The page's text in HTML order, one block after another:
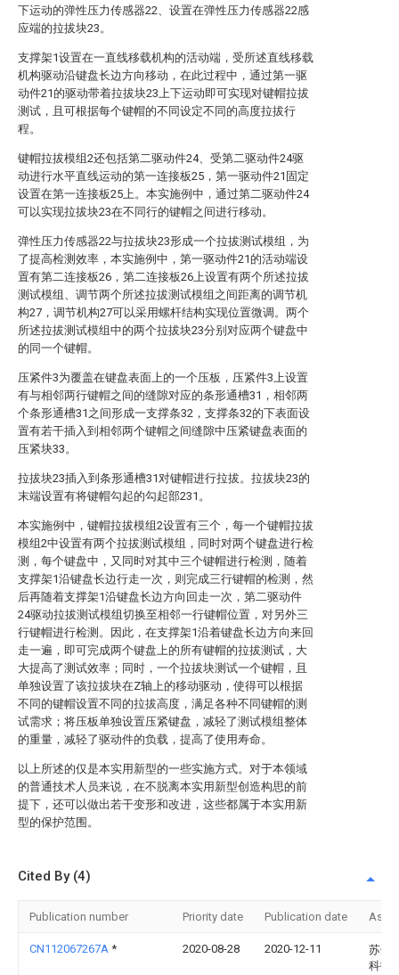
下运动的弹性压力传感器22、设置在弹性压力传感器22感
应端的拉拔块23。
支撑架1设置在一直线移载机构的活动端，受所述直线移载
机构驱动沿键盘长边方向移动，在此过程中，通过第一驱
动件21的驱动带着拉拔块23上下运动即可实现对键帽拉拔
测试，且可根据每个键帽的不同设定不同的高度拉拔行
程。
键帽拉拔模组2还包括第二驱动件24、受第二驱动件24驱
动进行水平直线运动的第一连接板25，第一驱动件21固定
设置在第一连接板25上。本实施例中，通过第二驱动件24
可以实现拉拔块23在不同行的键帽之间进行移动。
弹性压力传感器22与拉拔块23形成一个拉拔测试模组，为
了提高检测效率，本实施例中，第一驱动件21的活动端设
置有第二连接板26，第二连接板26上设置有两个所述拉拔
测试模组、调节两个所述拉拔测试模组之间距离的调节机
构27，调节机构27可以采用螺杆结构实现位置微调。两个
所述拉拔测试模组中的两个拉拔块23分别对应两个键盘中
的同一个键帽。
压紧件3为覆盖在键盘表面上的一个压板，压紧件3上设置
有与相邻两行键帽之间的缝隙对应的条形通槽31，相邻两
个条形通槽31之间形成一支撑条32，支撑条32的下表面设
置有若干插入到相邻两个键帽之间缝隙中压紧键盘表面的
压紧块33。
拉拔块23插入到条形通槽31对键帽进行拉拔。拉拔块23的
末端设置有将键帽勾起的勾起部231。
本实施例中，键帽拉拔模组2设置有三个，每一个键帽拉拔
模组2中设置有两个拉拔测试模组，同时对两个键盘进行检
测，每个键盘中，又同时对其中三个键帽进行检测，随着
支撑架1沿键盘长边行走一次，则完成三行键帽的检测，然
后再随着支撑架1沿键盘长边方向回走一次，第二驱动件
24驱动拉拔测试模组切换至相邻一行键帽位置，对另外三
行键帽进行检测。因此，在支撑架1沿着键盘长边方向来回
走一遍，即可完成两个键盘上的所有键帽的拉拔测试，大
大提高了测试效率；同时，一个拉拔块测试一个键帽，且
单独设置了该拉拔块在Z轴上的移动驱动，使得可以根据
不同的键帽设置不同的拉拔高度，满足各种不同键帽的测
试需求；将压板单独设置压紧键盘，减轻了测试模组整体
的重量，减轻了驱动件的负载，提高了使用寿命。
以上所述的仅是本实用新型的一些实施方式。对于本领域
的普通技术人员来说，在不脱离本实用新型创造构思的前
提下，还可以做出若干变形和改进，这些都属于本实用新
型的保护范围。
Cited By (4)
Publication number Priority date Publication date
CN112067267A * 2020-08-28 2020-12-11
苏州
科技